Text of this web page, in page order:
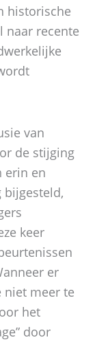
historische
naar recente
van
de stijging
erin en
keer
er
niet meer te
het
door